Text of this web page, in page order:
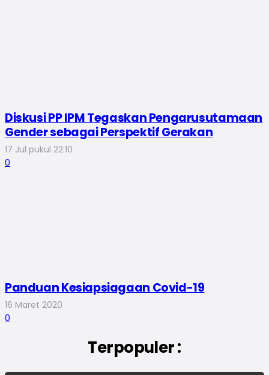
Diskusi PP IPM Tegaskan Pengarusutamaan
Gender sebagai Perspektif Gerakan
17 Jul pukul 22:10
0
Panduan Kesiapsiagaan Covid-19
16 Maret 2020
0
Terpopuler :